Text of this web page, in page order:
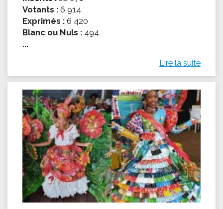
Votants : 6 914
Exprimés : 6 420
Blanc ou Nuls : 494
...
Lire la suite